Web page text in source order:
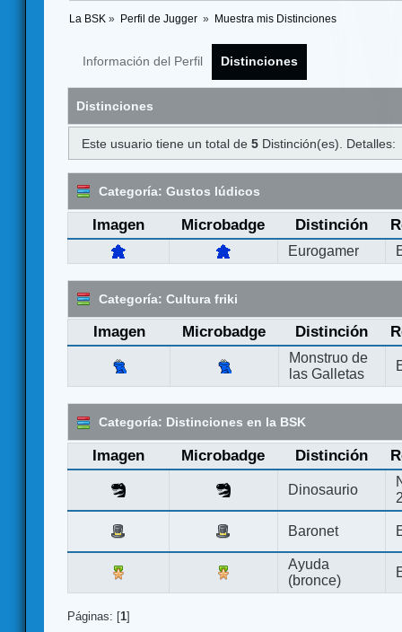
La BSK » Perfil de Jugger » Muestra mis Distinciones
Información del Perfil Distinciones
Distinciones
Este usuario tiene un total de5 Distinción(es). Detalles:
Categoría: Gustos lúdicos
Imagen Microbadge Distinción
Eurogamer
Categoría: Cultura friki
Imagen Microbadge Distinción
Monstruo de
las Galletas
Categoría: Distinciones en la BSK
Imagen Microbadge Distinción
Dinosaurio
Baronet
Ayuda
(bronce)
Páginas: [1]